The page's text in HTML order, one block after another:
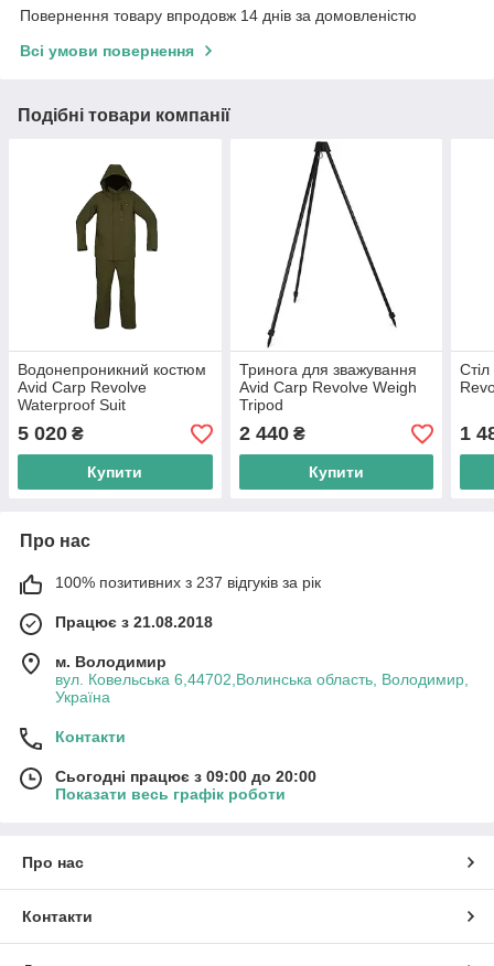
Повернення товару впродовж 14 днів за домовленістю
Всі умови повернення
Подібні товари компанії
Водонепроникний костюм
Avid Carp Revolve
Waterproof Suit
5 020 ₴
Купити
Тринога для зважування
Avid Carp Revolve Weigh
Tripod
2 440₴
Купити
1
Про нас
100% позитивних з 237 відгуків за рік
Працює з 21.08.2018
м. Володимир
вул. Ковельська 6,44702,Волинська область, Володимир,
Україна
Контакти
Сьогодні працює з 09:00 до 20:00
Показати весь графік роботи
Про нас
Контакти